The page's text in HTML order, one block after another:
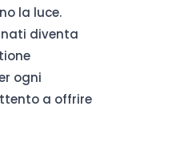
la luce.
diventa
ogni
a offrire